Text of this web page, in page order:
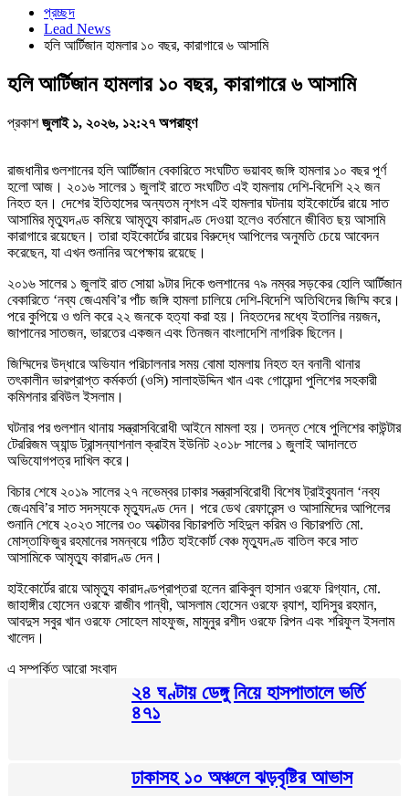
প্রচ্ছদ
Lead News
হলি আর্টিজান হামলার ১০ বছর, কারাগারে ৬ আসামি
হলি আর্টিজান হামলার ১০ বছর, কারাগারে ৬ আসামি
প্রকাশজুলাই ১, ২০২৬, ১২:২৭ অপরাহ্ণ
রাজধানীর গুলশানের হলি আর্টিজান বেকারিতে সংঘটিত ভয়াবহ জঙ্গি হামলার ১০ বছর পূর্ণ
হলো আজ। ২০১৬ সালের ১ জুলাই রাতে সংঘটিত এই হামলায় দেশি-বিদেশি ২২ জন
নিহত হন। দেশের ইতিহাসের অন্যতম নৃশংস এই হামলার ঘটনায় হাইকোর্টের রায়ে সাত
আসামির মৃত্যুদণ্ড কমিয়ে আমৃত্যু কারাদণ্ড দেওয়া হলেও বর্তমানে জীবিত ছয় আসামি
কারাগারে রয়েছেন। তারা হাইকোর্টের রায়ের বিরুদ্ধে আপিলের অনুমতি চেয়ে আবেদন
করেছেন, যা এখন শুনানির অপেক্ষায় রয়েছে।
২০১৬ সালের ১ জুলাই রাত সোয়া ৯টার দিকে গুলশানের ৭৯ নম্বর সড়কের হোলি আর্টিজান
বেকারিতে ‘নব্য জেএমবি’র পাঁচ জঙ্গি হামলা চালিয়ে দেশি-বিদেশি অতিথিদের জিম্মি করে।
পরে কুপিয়ে ও গুলি করে ২২ জনকে হত্যা করা হয়। নিহতদের মধ্যে ইতালির নয়জন,
জাপানের সাতজন, ভারতের একজন এবং তিনজন বাংলাদেশি নাগরিক ছিলেন।
জিম্মিদের উদ্ধারে অভিযান পরিচালনার সময় বোমা হামলায় নিহত হন বনানী থানার
তৎকালীন ভারপ্রাপ্ত কর্মকর্তা (ওসি) সালাহউদ্দিন খান এবং গোয়েন্দা পুলিশের সহকারী
কমিশনার রবিউল ইসলাম।
ঘটনার পর গুলশান থানায় সন্ত্রাসবিরোধী আইনে মামলা হয়। তদন্ত শেষে পুলিশের কাউন্টার
টেররিজম অ্যান্ড ট্রান্সন্যাশনাল ক্রাইম ইউনিট ২০১৮ সালের ১ জুলাই আদালতে
অভিযোগপত্র দাখিল করে।
বিচার শেষে ২০১৯ সালের ২৭ নভেম্বর ঢাকার সন্ত্রাসবিরোধী বিশেষ ট্রাইব্যুনাল ‘নব্য
জেএমবি’র সাত সদস্যকে মৃত্যুদণ্ড দেন। পরে ডেথ রেফারেন্স ও আসামিদের আপিলের
শুনানি শেষে ২০২৩ সালের ৩০ অক্টোবর বিচারপতি সহিদুল করিম ও বিচারপতি মো.
মোস্তাফিজুর রহমানের সমন্বয়ে গঠিত হাইকোর্ট বেঞ্চ মৃত্যুদণ্ড বাতিল করে সাত
আসামিকে আমৃত্যু কারাদণ্ড দেন।
হাইকোর্টের রায়ে আমৃত্যু কারাদণ্ডপ্রাপ্তরা হলেন রাকিবুল হাসান ওরফে রিগ্যান, মো.
জাহাঙ্গীর হোসেন ওরফে রাজীব গান্ধী, আসলাম হোসেন ওরফে র‍্যাশ, হাদিসুর রহমান,
আবদুস সবুর খান ওরফে সোহেল মাহফুজ, মামুনুর রশীদ ওরফে রিপন এবং শরিফুল ইসলাম
খালেদ।
এ সম্পর্কিত আরো সংবাদ
২৪ ঘণ্টায় ডেঙ্গু নিয়ে হাসপাতালে ভর্তি
৪৭১
ঢাকাসহ ১০ অঞ্চলে ঝড়বৃষ্টির আভাস